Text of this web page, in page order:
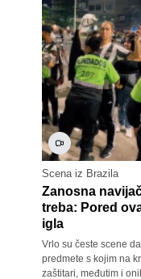
Scena iz Brazila
Zanosna
treba: Pored
igla
Vrlo su česte scene
predmete s kojim na
zaštitari, međutim i